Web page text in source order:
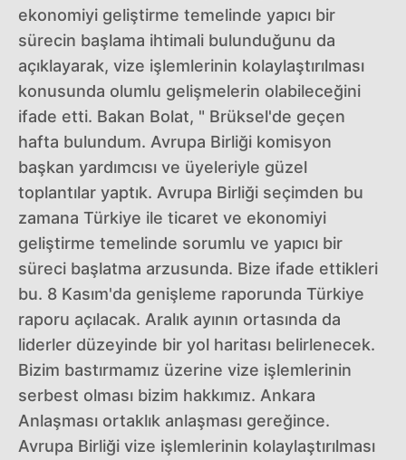
ekonomiyi geliştirme temelinde yapıcı bir
sürecin başlama ihtimali bulunduğunu da
açıklayarak, vize işlemlerinin kolaylaştırılması
konusunda olumlu gelişmelerin olabileceğini
ifade etti. Bakan Bolat, " Brüksel'de geçen
hafta bulundum. Avrupa Birliği komisyon
başkan yardımcısı ve üyeleriyle güzel
toplantılar yaptık. Avrupa Birliği seçimden bu
zamana Türkiye ile ticaret ve ekonomiyi
geliştirme temelinde sorumlu ve yapıcı bir
süreci başlatma arzusunda. Bize ifade ettikleri
bu. 8 Kasım'da genişleme raporunda Türkiye
raporu açılacak. Aralık ayının ortasında da
liderler düzeyinde bir yol haritası belirlenecek.
Bizim bastırmamız üzerine vize işlemlerinin
serbest olması bizim hakkımız. Ankara
Anlaşması ortaklık anlaşması gereğince.
Avrupa Birliği vize işlemlerinin kolaylaştırılması